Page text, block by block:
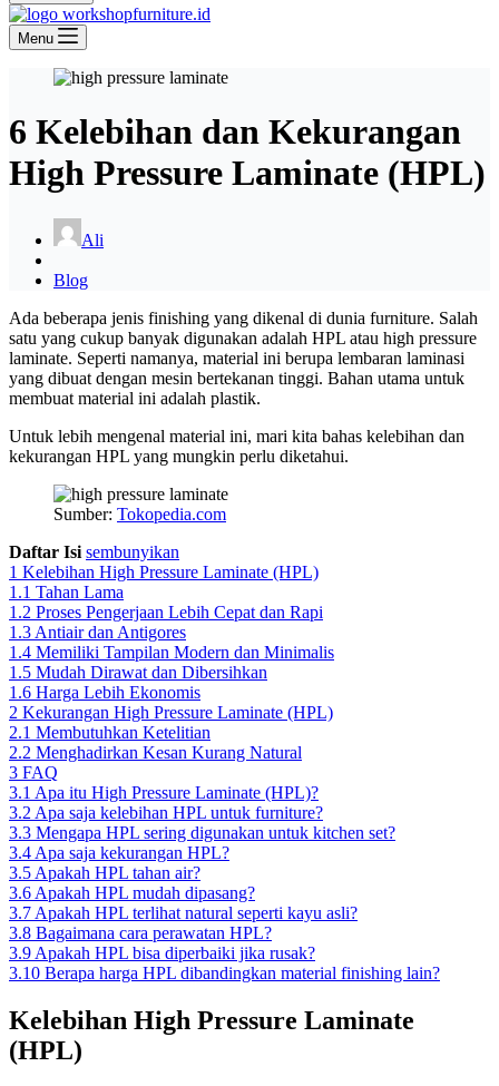
Menu
6 Kelebihan dan Kekurangan
High Pressure Laminate (HPL)
Ali
Blog
Ada beberapa jenis finishing yang dikenal di dunia furniture. Salah
satu yang cukup banyak digunakan adalah HPL atau high pressure
laminate. Seperti namanya, material ini berupa lembaran laminasi
yang dibuat dengan mesin bertekanan tinggi. Bahan utama untuk
membuat material ini adalah plastik.
Untuk lebih mengenal material ini, mari kita bahas kelebihan dan
kekurangan HPL yang mungkin perlu diketahui.
Sumber: Tokopedia.com
Daftar Isi sembunyikan
1 Kelebihan High Pressure Laminate (HPL)
1.1 Tahan Lama
1.2 Proses Pengerjaan Lebih Cepat dan Rapi
1.3 Antiair dan Antigores
1.4 Memiliki Tampilan Modern dan Minimalis
1.5 Mudah Dirawat dan Dibersihkan
1.6 Harga Lebih Ekonomis
2 Kekurangan High Pressure Laminate (HPL)
2.1 Membutuhkan Ketelitian
2.2 Menghadirkan Kesan Kurang Natural
3 FAQ
3.1 Apa itu High Pressure Laminate (HPL)?
3.2 Apa saja kelebihan HPL untuk furniture?
3.3 Mengapa HPL sering digunakan untuk kitchen set?
3.4 Apa saja kekurangan HPL?
3.5 Apakah HPL tahan air?
3.6 Apakah HPL mudah dipasang?
3.7 Apakah HPL terlihat natural seperti kayu asli?
3.8 Bagaimana cara perawatan HPL?
3.9 Apakah HPL bisa diperbaiki jika rusak?
3.10 Berapa harga HPL dibandingkan material finishing lain?
Kelebihan High Pressure Laminate
(HPL)